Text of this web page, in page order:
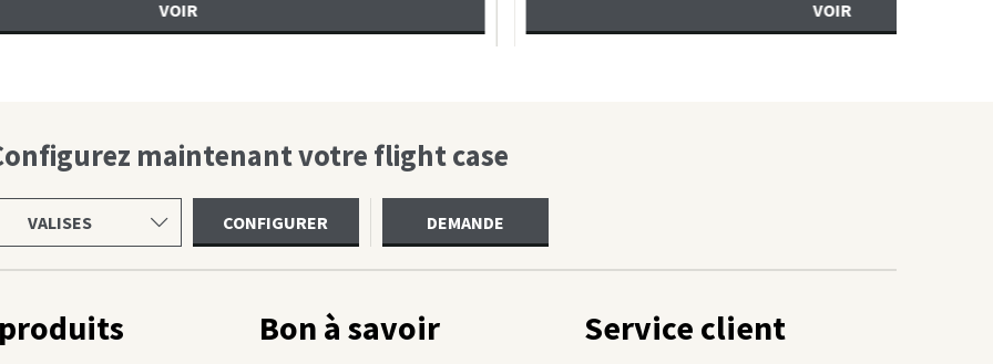
maintenant votre flight case
CONFIGURER DEMANDE
Bon à savoir Service client